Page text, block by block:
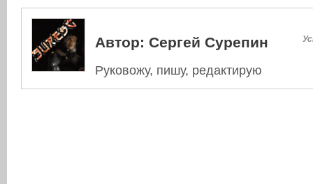
Автор: Сергей Сурепин
Руковожу, пишу, редактирую